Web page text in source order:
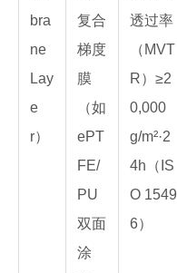
bra
ne
Lay
e
r）
复合
梯度
膜
（如
ePT
FE/
PU
双面
涂
透过率
（MVT
R）≥2
0,000
g/m²·2
4h（IS
O 1549
6）